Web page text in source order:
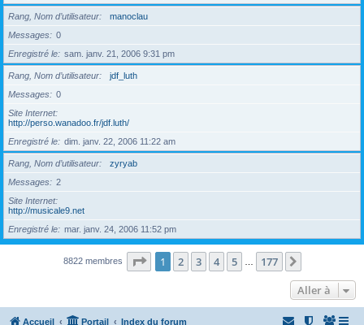
Rang, Nom d’utilisateur
manoclau
Messages
0
Enregistré le
sam. janv. 21, 2006 9:31 pm
Rang, Nom d’utilisateur
jdf_luth
Messages
0
Site Internet
http://perso.wanadoo.fr/jdf.luth/
Enregistré le
dim. janv. 22, 2006 11:22 am
Rang, Nom d’utilisateur
zyryab
Messages
2
Site Internet
http://musicale9.net
Enregistré le
mar. janv. 24, 2006 11:52 pm
8822 membres Page 1sur177
1 2 3 4 5 177
Aller à
Accueil Portail Index du forum